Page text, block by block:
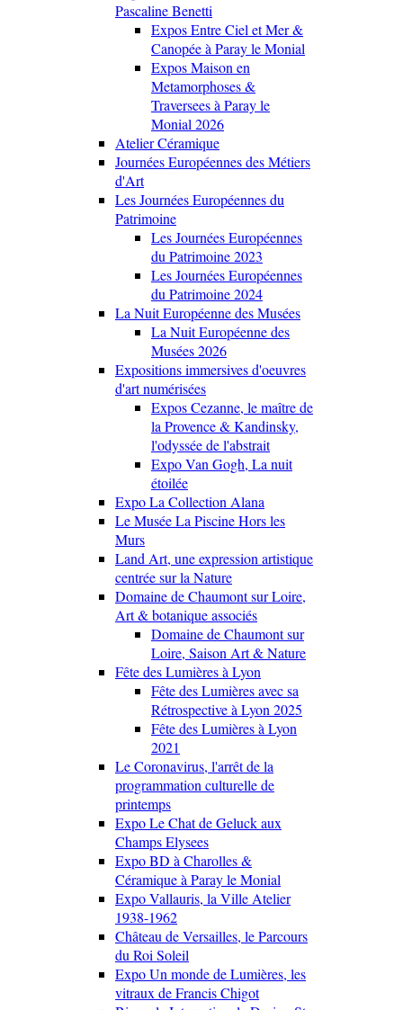
Pascaline Benetti
Expos Entre Ciel et Mer &
Canopée à Paray le Monial
Expos Maison en
Metamorphoses &
Traversees à Paray le
Monial 2026
Atelier Céramique
Journées Européennes des Métiers
d'Art
Les Journées Européennes du
Patrimoine
Les Journées Européennes
du Patrimoine 2023
Les Journées Européennes
du Patrimoine 2024
La Nuit Européenne des Musées
La Nuit Européenne des
Musées 2026
Expositions immersives d'oeuvres
d'art numérisées
Expos Cezanne, le maître de
la Provence & Kandinsky,
l'odyssée de l'abstrait
Expo Van Gogh, La nuit
étoilée
Expo La Collection Alana
Le Musée La Piscine Hors les
Murs
Land Art, une expression artistique
centrée sur la Nature
Domaine de Chaumont sur Loire,
Art & botanique associés
Domaine de Chaumont sur
Loire, Saison Art & Nature
Fête des Lumières à Lyon
Fête des Lumières avec sa
Rétrospective à Lyon 2025
Fête des Lumières à Lyon
2021
Le Coronavirus, l'arrêt de la
programmation culturelle de
printemps
Expo Le Chat de Geluck aux
Champs Elysees
Expo BD à Charolles &
Céramique à Paray le Monial
Expo Vallauris, la Ville Atelier
1938-1962
Château de Versailles, le Parcours
du Roi Soleil
Expo Un monde de Lumières, les
vitraux de Francis Chigot